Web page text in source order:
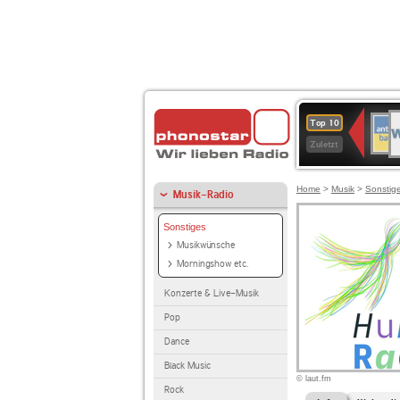
Top 10
Zuletzt
2
Musik-Radio
Sonstiges
Musikwünsche
Morningshow etc.
Konzerte & Live-Musik
Pop
Dance
Black Music
Rock
Home > Musik >
© laut.fm